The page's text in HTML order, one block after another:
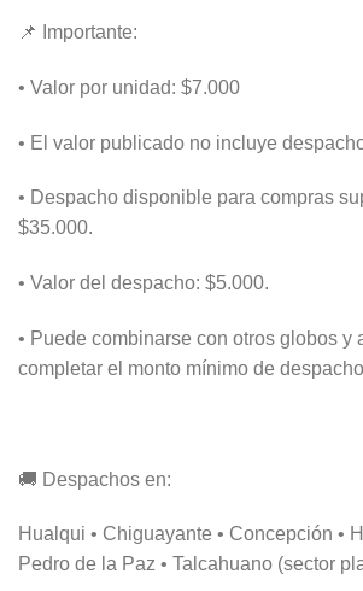
📌 Importante:
• Valor por unidad: $7.000
• El valor publicado no incluye
• Despacho disponible para compras
$35.000.
• Valor del despacho: $5.000.
• Puede combinarse con otros globos y
completar el monto mínimo de
🚚 Despachos en:
Hualqui • Chiguayante • Concepción •
Pedro de la Paz • Talcahuano (sector